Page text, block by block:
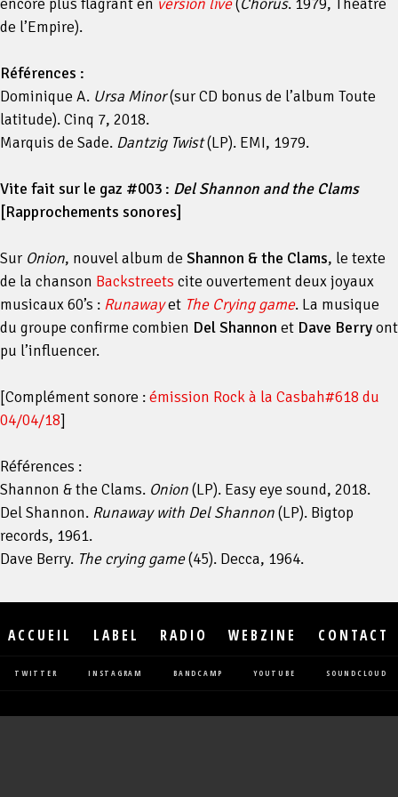
encore plus flagrant en version live(Chorus. 1979, Théâtre
de l’Empire).
Références :
Dominique A. Ursa Minor(sur CD bonus de l’album Toute
latitude). Cinq 7, 2018.
Marquis de Sade. Dantzig Twist(LP). EMI, 1979.
Vite fait sur le gaz #003 : Del Shannon and the Clams
[Rapprochements sonores]
Sur Onion, nouvel album de Shannon & the Clams, le texte
de la chanson Backstreets cite ouvertement deux joyaux
musicaux 60’s : Runawayet The Crying game. La musique
du groupe confirme combien Del Shannon et Dave Berryont
pu l’influencer.
[Complément sonore :émission Rock à la Casbah#618 du
04/04/18]
Références :
Shannon & the Clams. Onion(LP). Easy eye sound, 2018.
Del Shannon. Runaway with Del Shannon(LP). Bigtop
records, 1961.
Dave Berry. The crying game(45). Decca, 1964.
ACCUEIL LABEL RADIO WEBZINE CONTACT
TWITTER INSTAGRAM BANDCAMP YOUTUBE SOUNDCLOUD